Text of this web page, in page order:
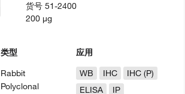
类型
Rabbit
Polyclonal
应用
WB
IHC
IHC (P)
ELISA
IP
货号51-2400
200 µg